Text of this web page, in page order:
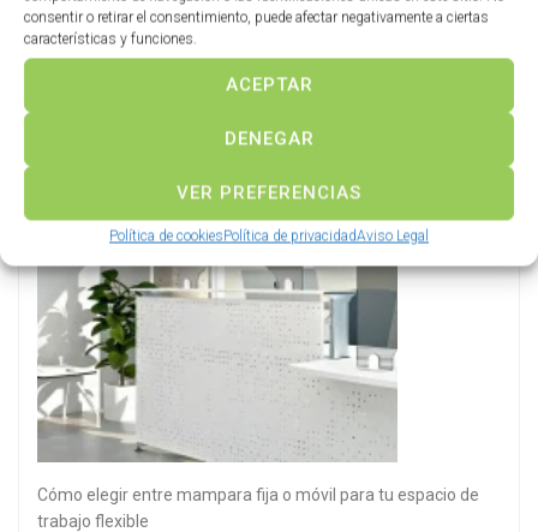
consentir o retirar el consentimiento, puede afectar negativamente a ciertas
características y funciones.
ACEPTAR
DENEGAR
VER PREFERENCIAS
Política de cookiesPolítica de privacidadAviso Legal
Cabinas sanitarias fenólicas para vestuarios: ventajas,
materiales y mantenimiento
Cómo elegir entre mampara fija o móvil para tu espacio de
trabajo flexible